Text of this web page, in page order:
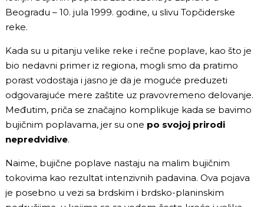
Beogradu – 10. jula 1999. godine, u slivu Topčiderske
reke.
Kada su u pitanju velike reke i rečne poplave, kao što je
bio nedavni primer iz regiona, mogli smo da pratimo
porast vodostaja i jasno je da je moguće preduzeti
odgovarajuće mere zaštite uz pravovremeno delovanje.
Međutim, priča se značajno komplikuje kada se bavimo
bujičnim poplavama, jer su one po svojoj prirodi
nepredvidive.
Naime, bujične poplave nastaju na malim bujičnim
tokovima kao rezultat intenzivnih padavina. Ova pojava
je posebno u vezi sa brdskim i brdsko-planinskim